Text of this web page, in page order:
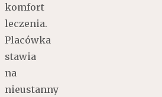
komfort
leczenia.
Placówka
stawia
na
nieustanny